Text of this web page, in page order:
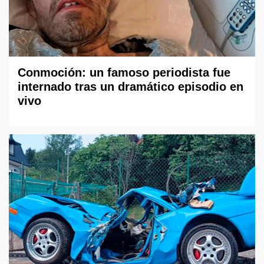
Conmoción: un famoso periodista fue
internado tras un dramático episodio en
vivo